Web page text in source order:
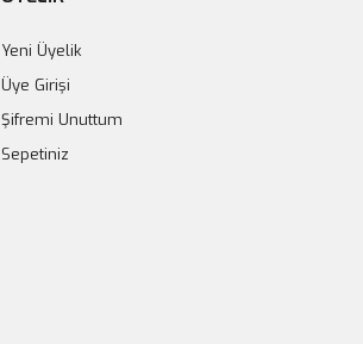
Yeni Üyelik
Üye Girişi
Şifremi Unuttum
Sepetiniz